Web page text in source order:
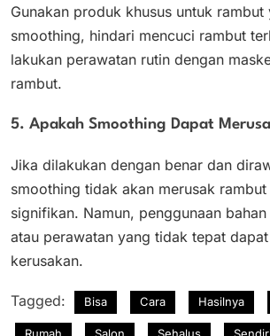
Gunakan produk khusus untuk
smoothing, hindari mencuci rambut
lakukan perawatan rutin dengan
rambut.
5. Apakah Smoothing Dapat
Jika dilakukan dengan benar dan
smoothing tidak akan merusak rambut
signifikan. Namun, penggunaan
atau perawatan yang tidak tepat
kerusakan.
Tagged: Bisa Cara Hasilnya
Rumah Salon Sehalus